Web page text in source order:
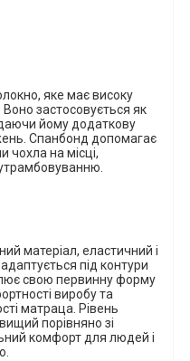
яке має високу
Воно застосовується як
йому додаткову
Спанбонд допомагає
чохла на місці,
матеріал, еластичний і
під контури
свою первинну форму
виробу та
матраца. Рівень
порівняно зі
комфорт для людей і